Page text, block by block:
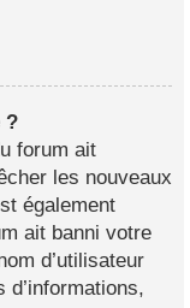
?
forum ait
les nouveaux
également
ait banni votre
d’utilisateur